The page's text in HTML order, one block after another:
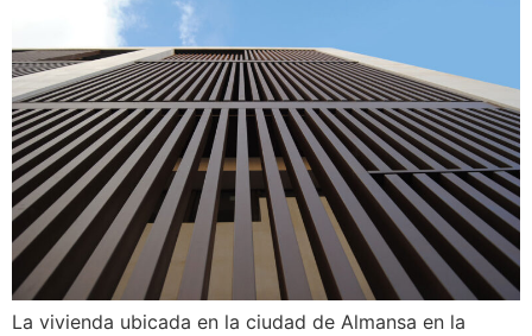
La vivienda ubicada en la ciudad de Almansa en la